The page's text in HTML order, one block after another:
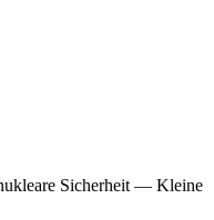
Sicherheit — Kleine